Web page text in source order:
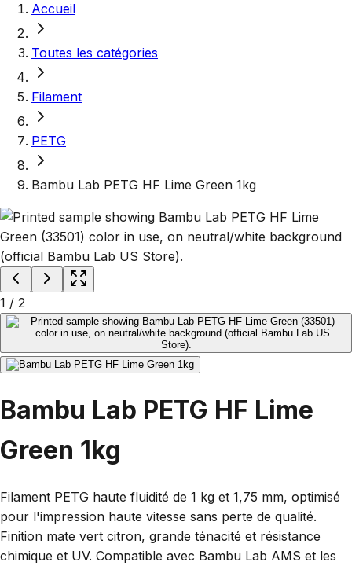
Accueil
Toutes les catégories
Filament
PETG
Bambu Lab PETG HF Lime Green 1kg
1 / 2
Bambu Lab PETG HF Lime
Green 1kg
Filament PETG haute fluidité de 1 kg et 1,75 mm, optimisé
pour l'impression haute vitesse sans perte de qualité.
Finition mate vert citron, grande ténacité et résistance
chimique et UV. Compatible avec Bambu Lab AMS et les